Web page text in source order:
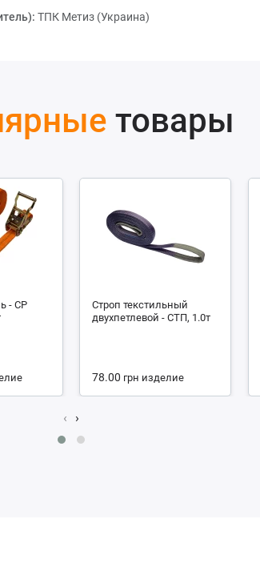
ТПК Метиз (Украина)
товары
- СР
Строп текстильный
двухпетлевой - СТП, 1.0т
78.00 грн изделие
‹ ›